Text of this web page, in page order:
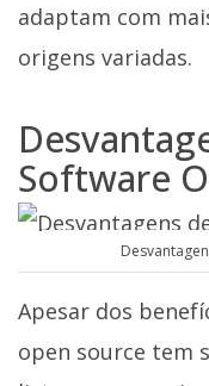
adaptam com
origens variadas.
Software
Apesar dos
open source tem